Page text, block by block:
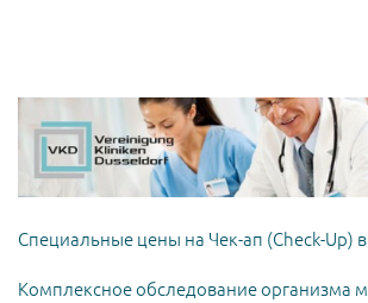
Специальные цены на Чек-ап (Check-Up)
Комплексное обследование организма